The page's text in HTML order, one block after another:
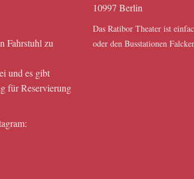
Fahrstuhl zu
und es gibt
für Reservierung
10997 Berlin
Das Ratibor Theater ist
oder den Busstationen